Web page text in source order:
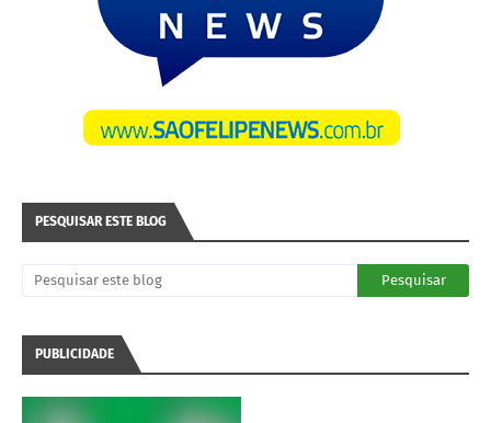
PESQUISAR ESTE BLOG
PUBLICIDADE